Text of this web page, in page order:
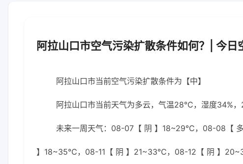
阿拉山口市空气污染扩散条件如何？| 今日
阿拉山口市当前空气污染扩散条件为【中】
阿拉山口市当前天气为多云，气温28℃，湿度34%，
未来一周天气：08-07【 阴 】18~29℃，08-08【
】18~35℃，08-11【 阴 】21~33℃，08-12【 阴 】